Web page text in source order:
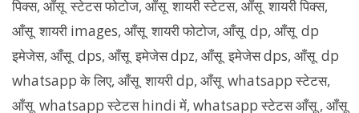
पिक्स, आँसू स्टेटस फोटोज, आँसू शायरी स्टेटस, आँसू शायरी पिक्स,
आँसू शायरी images, आँसू शायरी फोटोज, आँसू dp, आँसू dp
इमेजेस, आँसू dps, आँसू इमेजेस dpz, आँसू इमेजेस dps, आँसू dp
whatsapp के लिए, आँसू शायरी dp, आँसू whatsapp स्टेटस,
आँसू whatsapp स्टेटस hindi में, whatsapp स्टेटस आँसू , आँसू